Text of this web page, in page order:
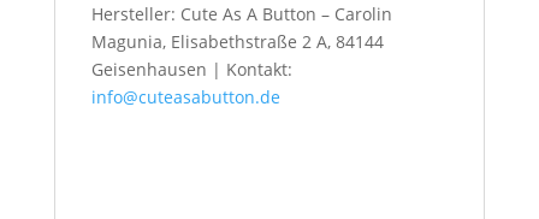
Hersteller: Cute As A Button – Carolin
Magunia, Elisabethstraße 2 A, 84144
Geisenhausen | Kontakt:
info@cuteasabutton.de